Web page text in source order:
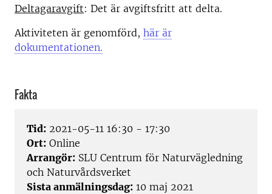
Deltagaravgift: Det är avgiftsfritt att delta.
Aktiviteten är genomförd, här är
dokumentationen.
Fakta
Tid: 2021-05-11 16:30 - 17:30
Ort: Online
Arrangör: SLU Centrum för Naturvägledning
och Naturvårdsverket
Sista anmälningsdag: 10 maj 2021